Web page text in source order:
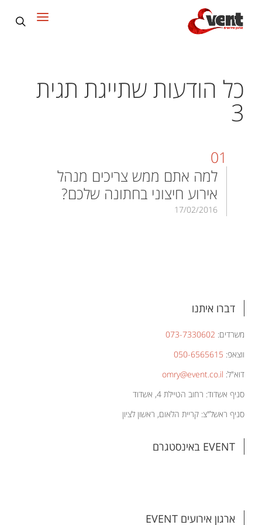
Event ארגון אירועים >
כל הודעות שתייגת תגית
3
01
למה אתם ממש צריכים מנהל
אירוע חיצוני בחתונה שלכם?
17/02/2016
דברו איתנו
משרדים: 073-7330602
ווצאפ: 050-6565615
דוא"ל: omry@event.co.il
סניף אשדוד: רחוב הטיילת 4, אשדוד
סניף ראשל"צ: קריית הלאום, ראשון לציון
EVENT באינסטגרם
ארגון אירועים EVENT